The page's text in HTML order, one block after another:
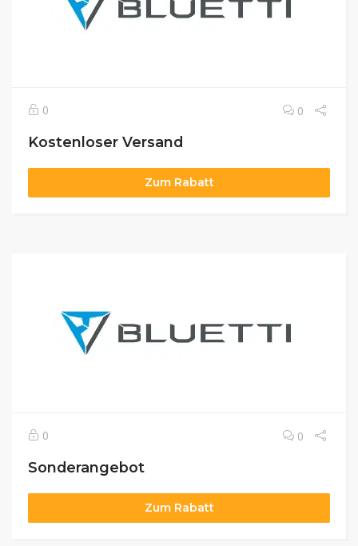
0 0
Kostenloser Versand
Zum Rabatt
0 0
Sonderangebot
Zum Rabatt